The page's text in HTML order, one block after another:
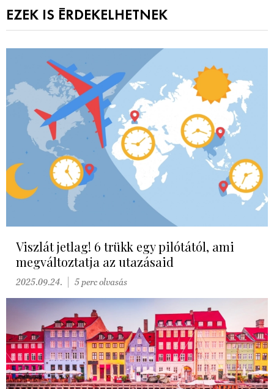
EZEK IS ÉRDEKELHETNEK
Viszlát jetlag! 6 trükk egy pilótától, ami
megváltoztatja az utazásaid
2025.09.24. 5 perc olvasás